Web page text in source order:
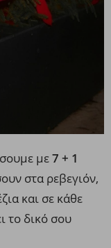
με7 + 1
στα ρεβεγιόν,
και σε κάθε
το δικό σου